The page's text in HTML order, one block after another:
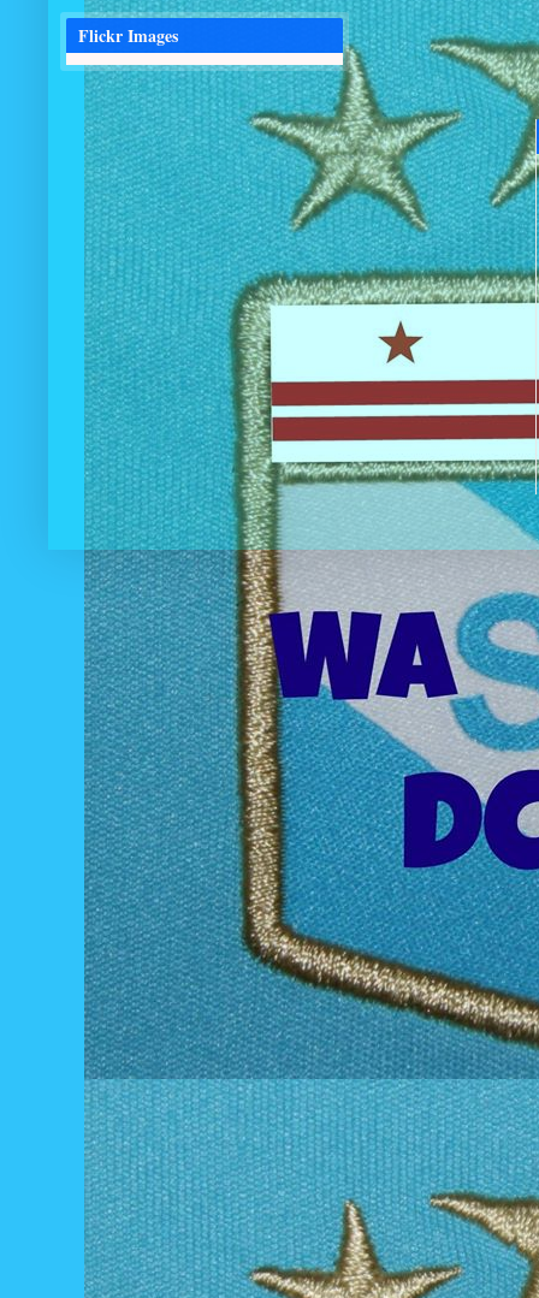
Flickr Images